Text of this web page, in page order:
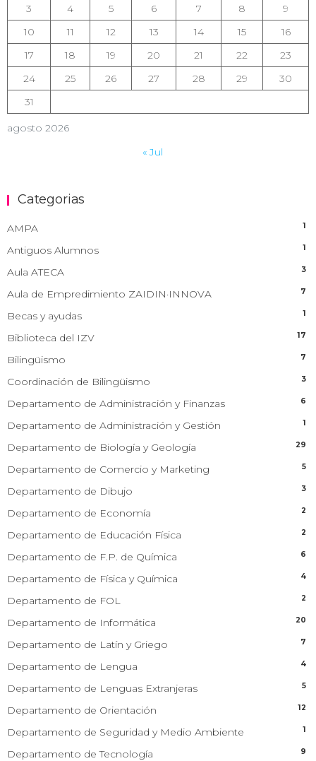
agosto 2026
3 4 5 6 7 8
9
10
11 12 13 14 15
16
17
18 19 20 21 22
23
24
25 26 27 28 29
30
31
« Jul
Categorias
AMPA 1
Antiguos Alumnos 1
Aula ATECA 3
Aula de Empredimiento ZAIDIN·INNOVA 7
Becas y ayudas 1
Biblioteca del IZV 17
Bilingüismo 7
Coordinación de Bilingüismo 3
Departamento de Administración y Finanzas 6
Departamento de Administración y Gestión 1
Departamento de Biología y Geología 29
Departamento de Comercio y Marketing 5
Departamento de Dibujo 3
Departamento de Economía 2
Departamento de Educación Física 2
Departamento de F.P. de Química 6
Departamento de Física y Química 4
Departamento de FOL 2
Departamento de Informática 20
Departamento de Latín y Griego 7
Departamento de Lengua 4
Departamento de Lenguas Extranjeras 5
Departamento de Orientación 12
Departamento de Seguridad y Medio Ambiente 1
Departamento de Tecnología 9